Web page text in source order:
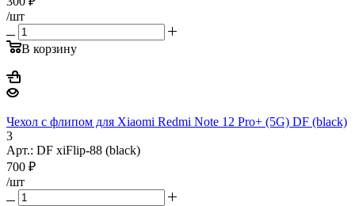
/шт
В корзину
Чехол с флипом для Xiaomi Redmi Note 12 Pro+ (5G) DF (black)
3
Арт.: DF xiFlip-88 (black)
700 ₽
/шт